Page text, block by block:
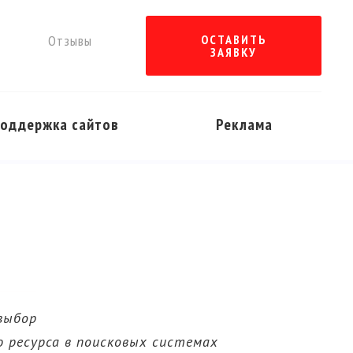
Отзывы
ОСТАВИТЬ
ЗАЯВКУ
сайтов Реклама
в поисковых системах